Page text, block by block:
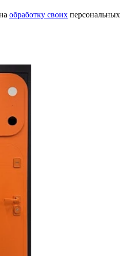
обработку своих персональных